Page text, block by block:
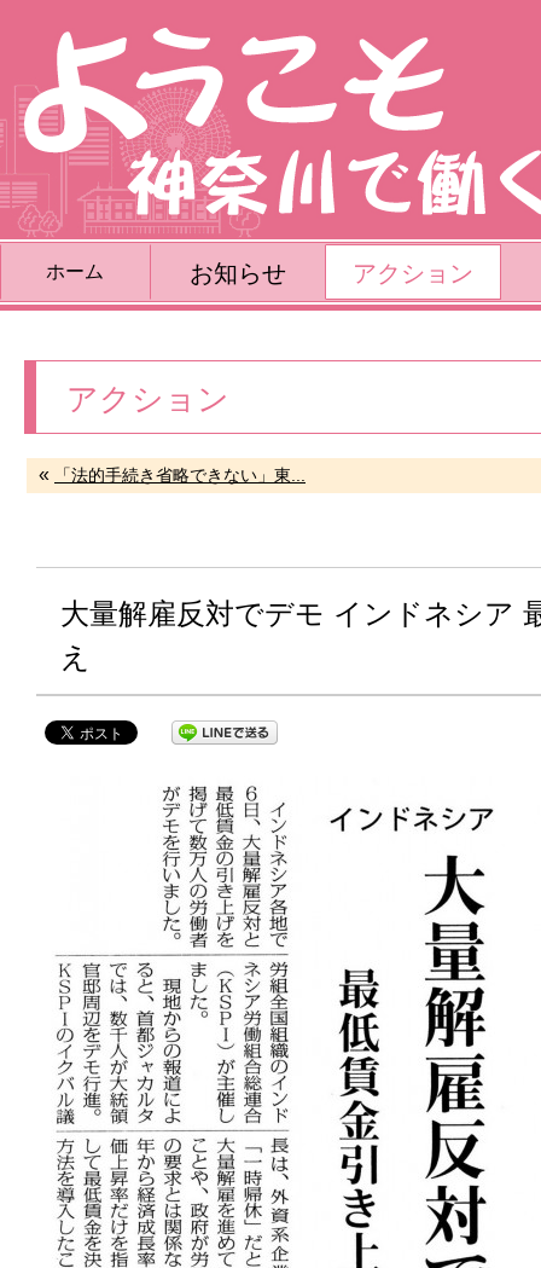
ホーム お知らせ アクション
アクション
« 「法的手続き省略できない」東...
大量解雇反対でデモ インドネシア
え